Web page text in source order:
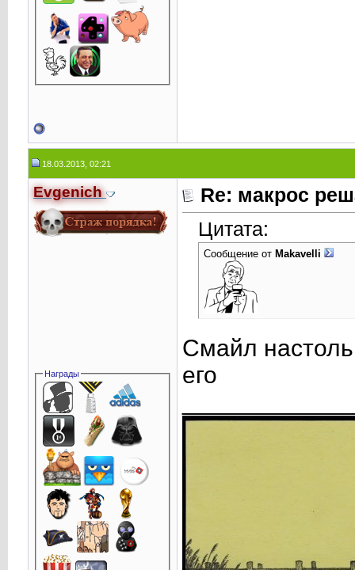
18.03.2013, 02:21
Evgenich
Награды
Re: макрос
Цитата:
Сообщение от Makavelli
Смайл
его